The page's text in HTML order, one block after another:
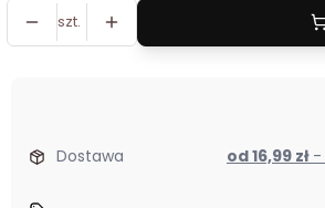
szt.
Dostawa od 16,99 zł